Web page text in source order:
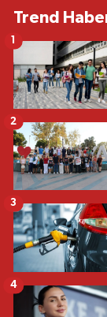
Trend
1
2
3
4